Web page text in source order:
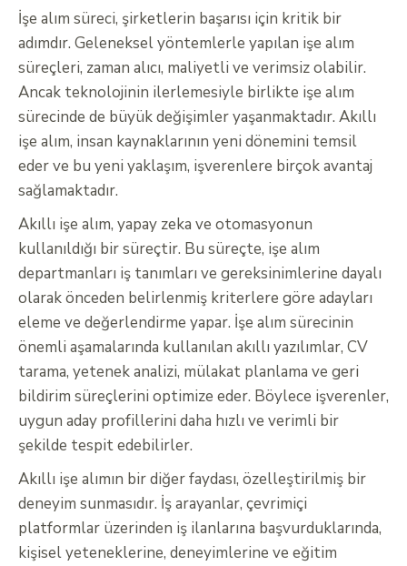
İşe alım süreci, şirketlerin başarısı için kritik bir
adımdır. Geleneksel yöntemlerle yapılan işe alım
süreçleri, zaman alıcı, maliyetli ve verimsiz olabilir.
Ancak teknolojinin ilerlemesiyle birlikte işe alım
sürecinde de büyük değişimler yaşanmaktadır. Akıllı
işe alım, insan kaynaklarının yeni dönemini temsil
eder ve bu yeni yaklaşım, işverenlere birçok avantaj
sağlamaktadır.
Akıllı işe alım, yapay zeka ve otomasyonun
kullanıldığı bir süreçtir. Bu süreçte, işe alım
departmanları iş tanımları ve gereksinimlerine dayalı
olarak önceden belirlenmiş kriterlere göre adayları
eleme ve değerlendirme yapar. İşe alım sürecinin
önemli aşamalarında kullanılan akıllı yazılımlar, CV
tarama, yetenek analizi, mülakat planlama ve geri
bildirim süreçlerini optimize eder. Böylece işverenler,
uygun aday profillerini daha hızlı ve verimli bir
şekilde tespit edebilirler.
Akıllı işe alımın bir diğer faydası, özelleştirilmiş bir
deneyim sunmasıdır. İş arayanlar, çevrimiçi
platformlar üzerinden iş ilanlarına başvurduklarında,
kişisel yeteneklerine, deneyimlerine ve eğitim